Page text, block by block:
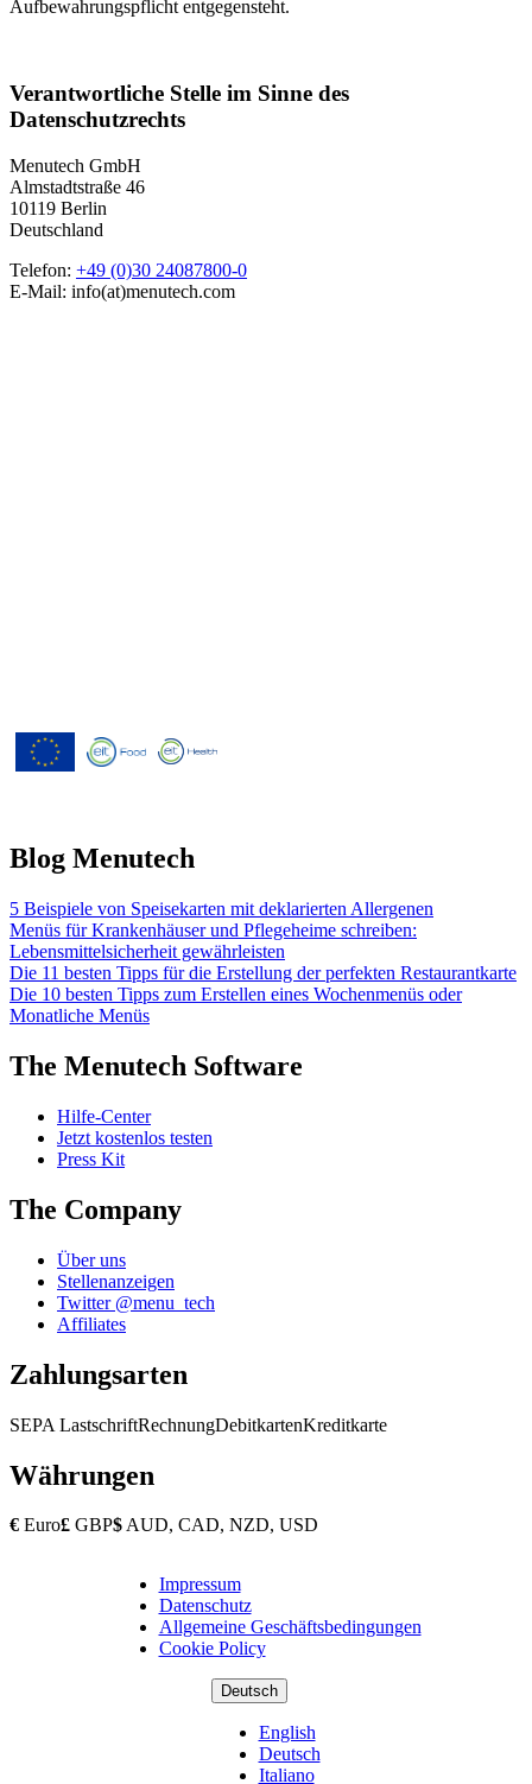
Aufbewahrungspflicht entgegensteht.
Verantwortliche Stelle im Sinne des
Datenschutzrechts
Menutech GmbH
Almstadtstraße 46
10119 Berlin
Deutschland
Telefon: +49 (0)30 24087800-0‬
E-Mail: info(at)menutech.com
Blog Menutech
5 Beispiele von Speisekarten mit deklarierten Allergenen
Menüs für Krankenhäuser und Pflegeheime schreiben:
Lebensmittelsicherheit gewährleisten
Die 11 besten Tipps für die Erstellung der perfekten Restaurantkarte
Die 10 besten Tipps zum Erstellen eines Wochenmenüs oder
Monatliche Menüs
The Menutech Software
Hilfe-Center
Jetzt kostenlos testen
Press Kit
The Company
Über uns
Stellenanzeigen
Twitter @menu_tech
Affiliates
Zahlungsarten
SEPA LastschriftRechnungDebitkartenKreditkarte
Währungen
€ Euro£ GBP$AUD, CAD, NZD, USD
Copyright
Footer
Impressum
Datenschutz
Allgemeine Geschäftsbedingungen
Cookie Policy
Deutsch
English
Deutsch
Italiano